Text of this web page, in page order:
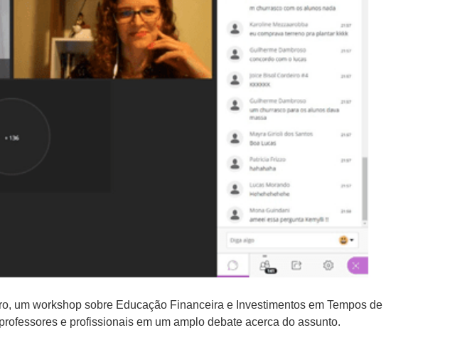
um workshop sobre Educação Financeira e Investimentos em Tempos de
e profissionais em um amplo debate acerca do assunto.